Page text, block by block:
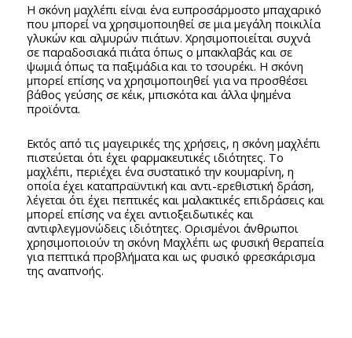
Η σκόνη μαχλέπι είναι ένα ευπροσάρμοστο μπαχαρικό
που μπορεί να χρησιμοποιηθεί σε μια μεγάλη ποικιλία
γλυκών και αλμυρών πιάτων. Χρησιμοποιείται συχνά
σε παραδοσιακά πιάτα όπως ο μπακλαβάς και σε
ψωμιά όπως τα παξιμάδια και το τσουρέκι. Η σκόνη
μπορεί επίσης να χρησιμοποιηθεί για να προσθέσει
βάθος γεύσης σε κέικ, μπισκότα και άλλα ψημένα
προϊόντα.
Εκτός από τις μαγειρικές της χρήσεις, η σκόνη μαχλέπι
πιστεύεται ότι έχει φαρμακευτικές ιδιότητες. Το
μαχλέπι, περιέχει ένα συστατικό την κουμαρίνη, η
οποία έχει καταπραϋντική και αντι-ερεθιστική δράση,
λέγεται ότι έχει πεπτικές και μαλακτικές επιδράσεις και
μπορεί επίσης να έχει αντιοξειδωτικές και
αντιφλεγμονώδεις ιδιότητες. Ορισμένοι άνθρωποι
χρησιμοποιούν τη σκόνη Μαχλέπι ως φυσική θεραπεία
για πεπτικά προβλήματα και ως φυσικό φρεσκάρισμα
της αναπνοής.